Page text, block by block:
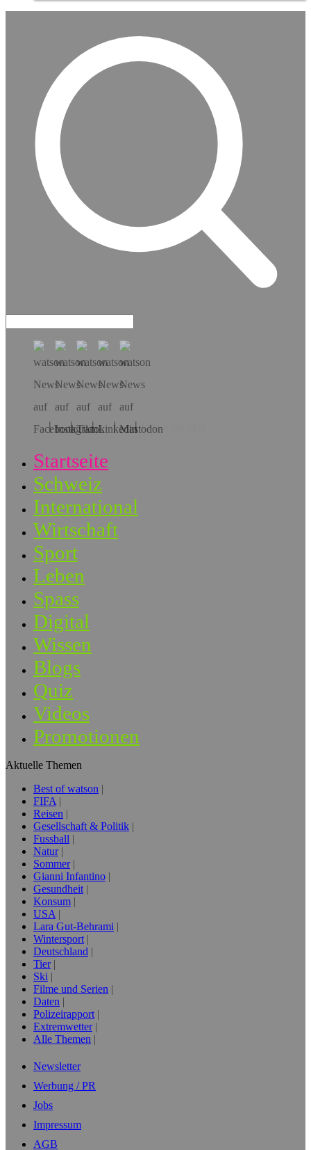
Hol dir die App!
Startseite
Schweiz
International
Wirtschaft
Sport
Leben
Spass
Digital
Wissen
Blogs
Quiz
Videos
Promotionen
Aktuelle Themen
Best of watson
FIFA
Reisen
Gesellschaft & Politik
Fussball
Natur
Sommer
Gianni Infantino
Gesundheit
Konsum
USA
Lara Gut-Behrami
Wintersport
Deutschland
Tier
Ski
Filme und Serien
Daten
Polizeirapport
Extremwetter
Alle Themen
Newsletter
Werbung / PR
Jobs
Impressum
AGB